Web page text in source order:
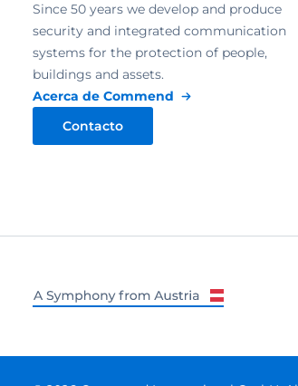
Since 50 years we develop and produce
security and integrated communication
systems for the protection of people,
buildings and assets.
Acerca de Commend
Contacto